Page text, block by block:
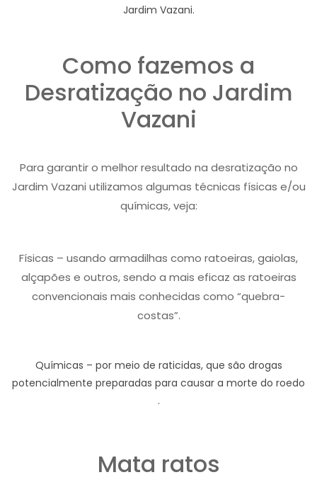
Jardim Vazani.
Como fazemos a
Desratização no Jardim
Vazani
Para garantir o melhor resultado na desratização no
Jardim Vazani utilizamos algumas técnicas físicas e/ou
químicas, veja:
Físicas – usando armadilhas como ratoeiras, gaiolas,
alçapões e outros, sendo a mais eficaz as ratoeiras
convencionais mais conhecidas como “quebra-
costas”.
Químicas – por meio de raticidas, que são drogas
potencialmente preparadas para causar a morte do roedo
.
Mata ratos